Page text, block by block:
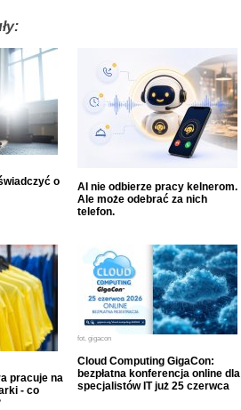
o
AI nie odbierze pracy kelnerom.
Ale może odebrać za nich
telefon.
pracuje na
- co
fot. gigacon
Cloud Computing GigaCon:
bezpłatna konferencja online dla
specjalistów IT już 25 czerwca